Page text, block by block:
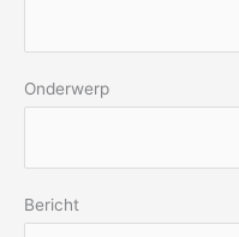
Onderwerp
Bericht